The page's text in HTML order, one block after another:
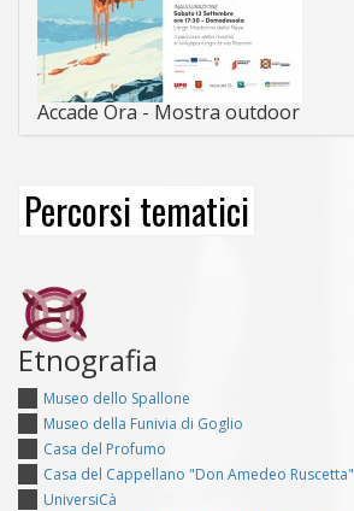
Accade Ora - Mostra outdoor
Percorsi tematici
Etnografia
Museo dello Spallone
Museo della Funivia di Goglio
Casa del Profumo
Casa del Cappellano "Don Amedeo Ruscetta"
UniversiCà